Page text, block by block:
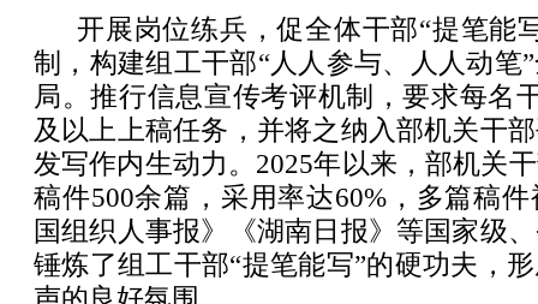
开展岗位练兵，促全体干部“提笔能
制，构建组工干部“人人参与、人人动笔
局。推行信息宣传考评机制，要求每名
及以上上稿任务，并将之纳入部机关干
发写作内生动力。2025年以来，部机关
稿件500余篇，采用率达60%，多篇稿
国组织人事报》《湖南日报》等国家级
锤炼了组工干部“提笔能写”的硬功夫，